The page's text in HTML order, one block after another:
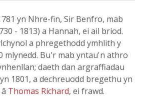
yn Nhre-fin, Sir Benfro, mab
- 1813) a Hannah, ei ail briod.
a phregethodd ymhlith y
mlynedd. Bu'r mab yntau'n athro
daeth dan argraffiadau
1801, a dechreuodd bregethu yn
Thomas Richard, ei frawd.